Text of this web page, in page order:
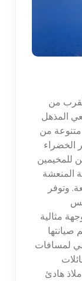
من
المذهل
متنوعة من
الخضراء
للمخيمين
المنعشة
وتوفر
مثالية
صيانتها
لمسافات
هادئ